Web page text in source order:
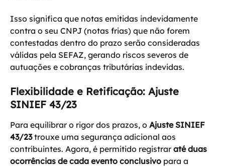
Isso significa que notas emitidas indevidamente
contra o seu CNPJ (notas frias) que não forem
contestadas dentro do prazo serão consideradas
válidas pela SEFAZ, gerando riscos severos de
autuações e cobranças tributárias indevidas.
Flexibilidade e Retificação: Ajuste
SINIEF 43/23
Para equilibrar o rigor dos prazos, o Ajuste SINIEF
43/23 trouxe uma segurança adicional aos
contribuintes. Agora, é permitido registrar até duas
ocorrências de cada evento conclusivo para a